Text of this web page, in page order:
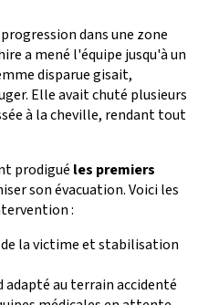
dans une zone
a mené l'équipe jusqu'à un
disparue gisait,
Elle avait chuté plusieurs
à la cheville, rendant tout
prodigué les premiers
son évacuation. Voici les
:
la victime et stabilisation
adapté au terrain accidenté